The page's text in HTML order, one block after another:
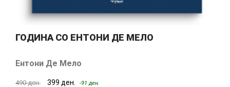
ГОДИНА СО ЕНТОНИ ДЕ МЕЛО
Ентони Де Мело
490 ден. 399 ден. -91 ден.